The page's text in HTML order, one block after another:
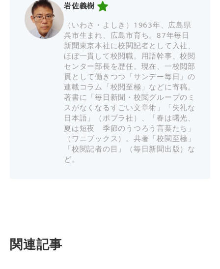
岩佐義樹
（いわさ・よしき）1963年、広島県
呉市生まれ、広島市育ち。87年毎日
新聞東京本社に校閲記者として入社、
ほぼ一貫して校閲職。用語幹事、校閲
センター部長を歴任。現在、一校閲部
員として働きつつ「サンデー毎日」の
連載コラム「校閲至極」などに寄稿。
著書に「毎日新聞・校閲グループのミ
スがなくなるすごい文章術」「失礼な
日本語」（ポプラ社）、「春は曙光、
夏は短夜 季節のうつろう言葉たち」
（ワニブックス）。共著「校閲至極」
「校閲記者の目」（毎日新聞出版）な
ど。
関連記事